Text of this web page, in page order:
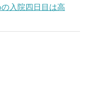
入院四日目は高